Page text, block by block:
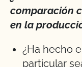
comparación
en la
¿Ha hecho
particular